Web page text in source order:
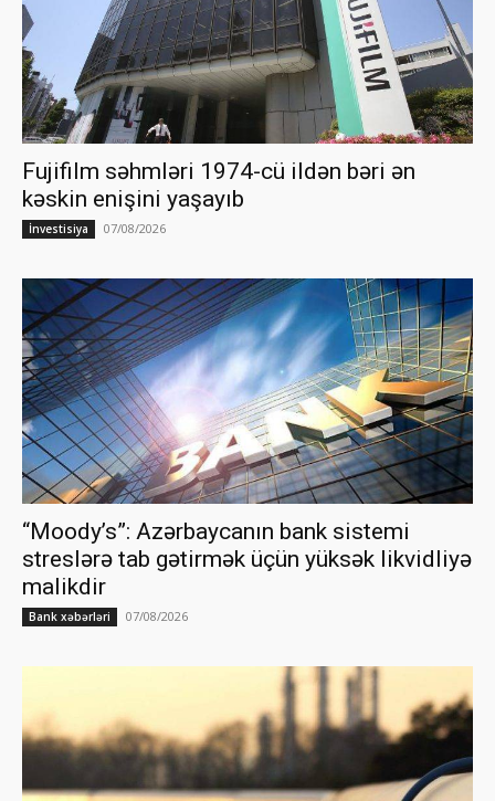
Fujifilm səhmləri 1974-cü ildən bəri ən
kəskin enişini yaşayıb
İnvestisiya 07/08/2026
“Moody’s”: Azərbaycanın bank sistemi
streslərə tab gətirmək üçün yüksək likvidliyə
malikdir
Bank xəbərləri 07/08/2026